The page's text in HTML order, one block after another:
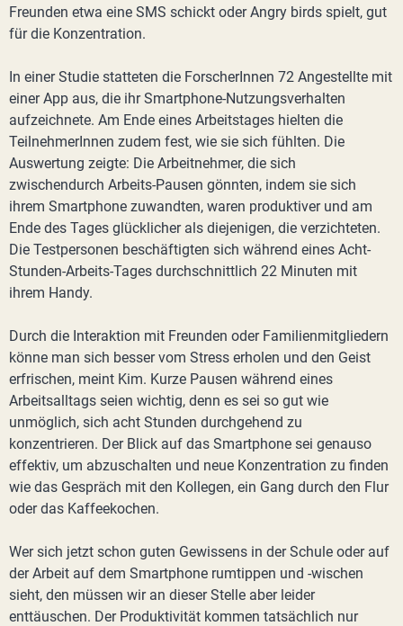
Freunden etwa eine SMS schickt oder Angry birds spielt, gut
für die Konzentration.
In einer Studie statteten die ForscherInnen 72 Angestellte mit
einer App aus, die ihr Smartphone-Nutzungsverhalten
aufzeichnete. Am Ende eines Arbeitstages hielten die
TeilnehmerInnen zudem fest, wie sie sich fühlten. Die
Auswertung zeigte: Die Arbeitnehmer, die sich
zwischendurch Arbeits-Pausen gönnten, indem sie sich
ihrem Smartphone zuwandten, waren produktiver und am
Ende des Tages glücklicher als diejenigen, die verzichteten.
Die Testpersonen beschäftigten sich während eines Acht-
Stunden-Arbeits-Tages durchschnittlich 22 Minuten mit
ihrem Handy.
Durch die Interaktion mit Freunden oder Familienmitgliedern
könne man sich besser vom Stress erholen und den Geist
erfrischen, meint Kim. Kurze Pausen während eines
Arbeitsalltags seien wichtig, denn es sei so gut wie
unmöglich, sich acht Stunden durchgehend zu
konzentrieren. Der Blick auf das Smartphone sei genauso
effektiv, um abzuschalten und neue Konzentration zu finden
wie das Gespräch mit den Kollegen, ein Gang durch den Flur
oder das Kaffeekochen.
Wer sich jetzt schon guten Gewissens in der Schule oder auf
der Arbeit auf dem Smartphone rumtippen und -wischen
sieht, den müssen wir an dieser Stelle aber leider
enttäuschen. Der Produktivität kommen tatsächlich nur